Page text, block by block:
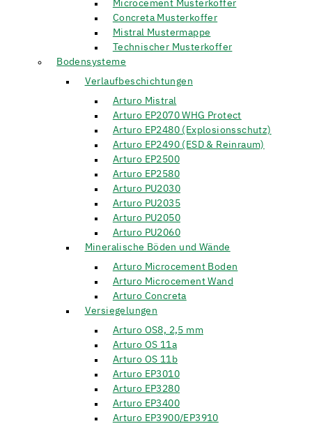
Microcement Musterkoffer
Concreta Musterkoffer
Mistral Mustermappe
Technischer Musterkoffer
Bodensysteme
Verlaufbeschichtungen
Arturo Mistral
Arturo EP2070 WHG Protect
Arturo EP2480 (Explosionsschutz)
Arturo EP2490 (ESD & Reinraum)
Arturo EP2500
Arturo EP2580
Arturo PU2030
Arturo PU2035
Arturo PU2050
Arturo PU2060
Mineralische Böden und Wände
Arturo Microcement Boden
Arturo Microcement Wand
Arturo Concreta
Versiegelungen
Arturo OS8, 2,5 mm
Arturo OS 11a
Arturo OS 11b
Arturo EP3010
Arturo EP3280
Arturo EP3400
Arturo EP3900/EP3910